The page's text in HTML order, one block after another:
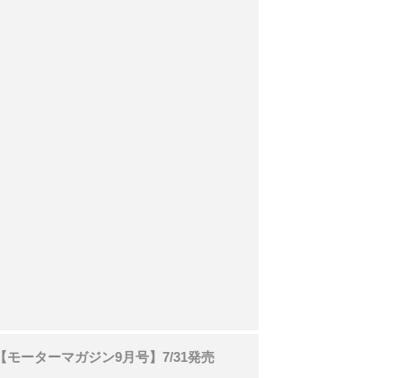
【モーターマガジン9月号】7/31発売